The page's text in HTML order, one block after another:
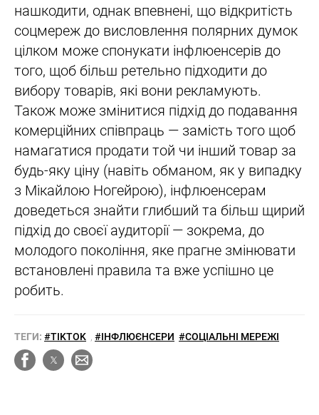
нашкодити, однак впевнені, що відкритість
соцмереж до висловлення полярних думок
цілком може спонукати інфлюенсерів до
того, щоб більш ретельно підходити до
вибору товарів, які вони рекламують.
Також може змінитися підхід до подавання
комерційних співпраць — замість того щоб
намагатися продати той чи інший товар за
будь-яку ціну (навіть обманом, як у випадку
з Мікайлою Ногейрою), інфлюенсерам
доведеться знайти глибший та більш щирий
підхід до своєї аудиторії — зокрема, до
молодого покоління, яке прагне змінювати
встановлені правила та вже успішно це
робить.
ТЕГИ: #TIKTOK #ІНФЛЮЄНСЕРИ #СОЦІАЛЬНІ МЕРЕЖІ